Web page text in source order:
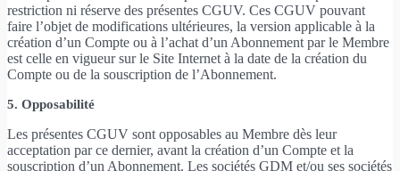
restriction ni réserve des présentes CGUV. Ces CGUV pouvant
faire l’objet de modifications ultérieures, la version applicable à la
création d’un Compte ou à l’achat d’un Abonnement par le Membre
est celle en vigueur sur le Site Internet à la date de la création du
Compte ou de la souscription de l’Abonnement.
5. Opposabilité
Les présentes CGUV sont opposables au Membre dès leur
acceptation par ce dernier, avant la création d’un Compte et la
souscription d’un Abonnement. Les sociétés GDM et/ou ses sociétés